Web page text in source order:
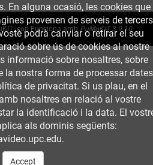
En alguna ocasió, les cookies que
provenen de serveis de
podrà canviar o retirar el seu
sobre ús de cookies al nostre
informació sobre nosaltres, sobre
la nostra forma de processar dates
de privacitat. Si us plau, en el
nosaltres en relació al vostre
la identificació i la data. El
als dominis següents:
Accept
Funciona amb PuMuKIT 3.9.10